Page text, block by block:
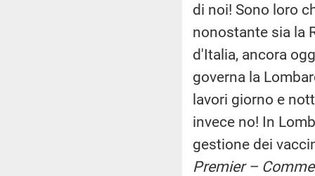
di noi! Sono loro
nonostante sia la
d'Italia, ancora
governa la
lavori giorno e
invece no! In
gestione dei
Premier –